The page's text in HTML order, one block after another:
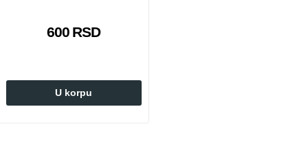
600 RSD
U korpu